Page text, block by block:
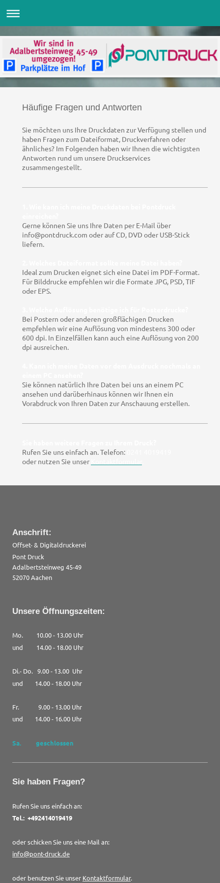
Häufige Fragen und Antworten
Sie möchten uns Ihre Druckdaten zur Verfügung stellen und
haben Fragen zum Dateiformat, Druckverfahren oder
ähnliches? Im Folgenden haben wir Ihnen die wichtigsten
Antworten rund um unsere Druckservices
zusammengestellt.
Gerne können Sie uns Ihre Daten per E-Mail über
info@pontdruck.com oder auf CD, DVD oder USB-Stick
liefern.
Ideal zum Drucken eignet sich eine Datei im PDF-Format.
Für Bilddrucke empfehlen wir die Formate JPG, PSD, TIF
oder EPS.
Bei Postern oder anderen großflächigen Drucken
empfehlen wir eine Auflösung von mindestens 300 oder
600 dpi. In Einzelfällen kann auch eine Auflösung von 200
dpi ausreichen.
Sie können natürlich Ihre Daten bei uns an einem PC
ansehen und darüberhinaus können wir Ihnen ein
Vorabdruck von Ihren Daten zur Anschauung erstellen.
Rufen Sie uns einfach an. Telefon:
oder nutzen Sie unser
Anschrift:
Offset- & Digitaldruckerei
Pont Druck
Adalbertsteinweg 45-49
52070 Aachen
Unsere Öffnungszeiten:
Mo. 10.00 - 13.00 Uhr
und 14.00 - 18.00 Uhr
Di.- Do. 9.00 - 13.00 Uhr
und 14.00 - 18.00 Uhr
Fr. 9.00 - 13.00 Uhr
und 14.00 - 16.00 Uhr
Sa. geschlossen
Sie haben Fragen?
Rufen Sie uns einfach an:
Tel.: +492414019419
oder schicken Sie uns eine Mail an:
info@pont-druck.de
oder benutzen Sie unser Kontaktformular.